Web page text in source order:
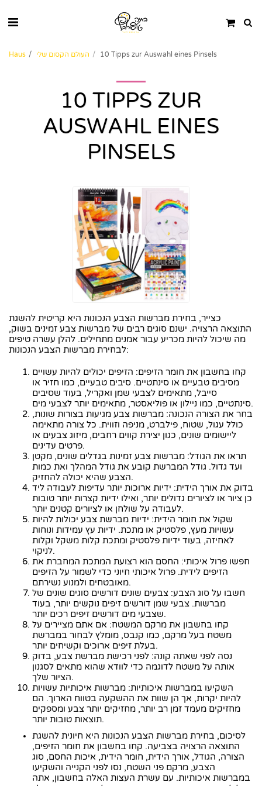
Haus העולם הקסום שלי 10 Tipps zur Auswahl eines Pinsels
10 TIPPS ZUR
AUSWAHL EINES
PINSELS
כצייר, בחירת מברשות הצבע הנכונות היא קריטית להשגת
התוצאה הרצויה. ישנם סוגים רבים של מברשות צבע זמינים בשוק,
מה שיכול להיות מכריע עבור אמנים מתחילים. להלן עשרה טיפים
לבחירת מברשות הצבע הנכונות:
קחו בחשבון את חומר הזיפים: הזיפים יכולים להיות עשויים
מסיבים טבעיים או סינתטיים. סיבים טבעיים, כמו חזיר או
סייבל, מתאימים לצבעי שמן ואקריל, בעוד שסיבים
סינתטיים, כמו ניילון או פוליאסטר, מתאימים יותר לצבעי מים.
בחר את הצורה הנכונה: מברשות צבע מגיעות בצורות שונות,
כולל עגול, שטוח, פילברט, מניפה וזווית. כל צורה מתאימה
ליישומים שונים, כגון יצירת קווים רחבים, מיזוג צבעים או
פרטים עדינים.
תראו את הגודל: מברשות צבע זמינות בגדלים שונים, מקטן
ועד גדול. גודל המברשת קובע את גודל המהלך ואת כמות
הצבע שהיא יכולה להחזיק.
בדוק את אורך הידית: ידיות ארוכות יותר עדיפות לעבודה ליד
כן ציור או לציורים גדולים יותר, ואילו ידיות קצרות יותר טובות
לעבודה על שולחן או לציורים קטנים יותר.
שקול את חומר הידית: ידיות מברשת צבע יכולות להיות
עשויות מעץ, פלסטיק או מתכת. ידיות עץ עמידות ונוחות
לאחיזה, בעוד ידיות פלסטיק ומתכת קלות משקל וקלות
לניקוי.
חפשו פרול איכותי: החסם הוא רצועת המתכת המחברת את
הזיפים לידית. פרול איכותי חיוני כדי לשמור על הזיפים
מאובטחים ולמנוע נשירתם.
חשבו על סוג הצבע: צבעים שונים דורשים סוגים שונים של
מברשות. צבעי שמן דורשים זיפים נוקשים יותר, בעוד
שצבעי מים דורשים זיפים רכים יותר.
קחו בחשבון את מרקם המשטח: אם אתם מציירים על
משטח בעל מרקם, כמו קנבס, מומלץ לבחור במברשת
בעלת זיפים ארוכים וקשיחים יותר.
נסה לפני שאתה קונה: לפני רכישת מברשת צבע, בדוק
אותה על משטח לדוגמה כדי לוודא שהוא מתאים לסגנון
הציור שלך.
השקיעו במברשות איכותיות: מברשות איכותיות עשויות
להיות יקרות, אך הן שוות את ההשקעה בטווח הארוך. הם
מחזיקים מעמד זמן רב יותר, מחזיקים יותר צבע ומספקים
תוצאות טובות יותר.
לסיכום, בחירת מברשות הצבע הנכונות היא חיונית להשגת
התוצאה הרצויה בצביעה. קחו בחשבון את חומר הזיפים,
הצורה, הגודל, אורך הידית, חומר הידית, איכות החסם, סוג
הצבע, מרקם פני השטח, נסו לפני הקנייה והשקיעו
במברשות איכותיות. עם עשרת העצות האלה בחשבון, אתה